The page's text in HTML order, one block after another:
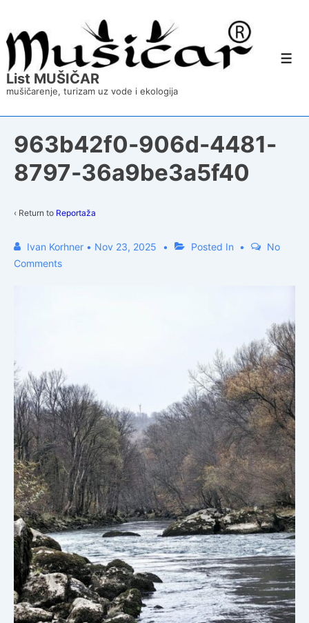
Main
Content
List MUŠIČAR
mušičarenje, turizam uz vode i ekologija
963b42f0-906d-4481-
8797-36a9be3a5f40
‹ Return to Reportaža
Ivan Korhner • Nov 23, 2025 Posted In
No
Comments